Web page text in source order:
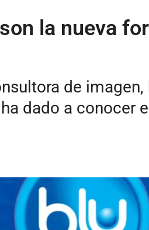
la nueva
de
dado a conocer